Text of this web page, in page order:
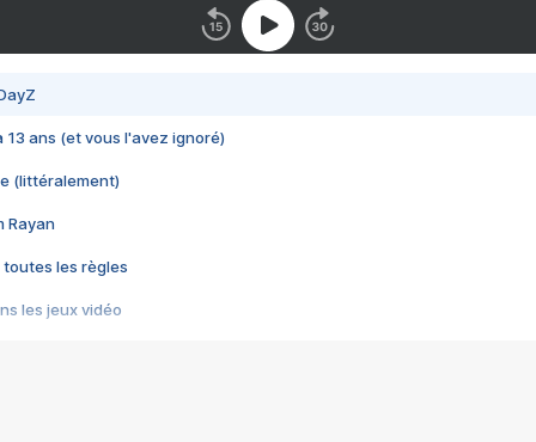
13 ans (et vous l'avez ignoré)
(littéralement)
Rayan
toutes les règles
les jeux vidéo